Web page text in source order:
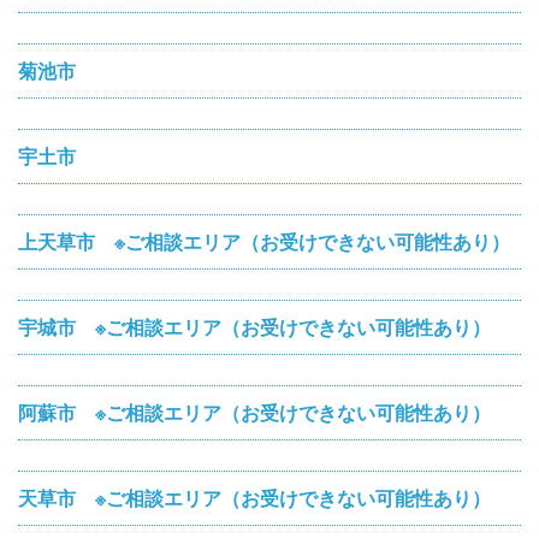
菊池市
宇土市
上天草市 ※ご相談エリア（お受けできない可能性あり）
宇城市 ※ご相談エリア（お受けできない可能性あり）
阿蘇市 ※ご相談エリア（お受けできない可能性あり）
天草市 ※ご相談エリア（お受けできない可能性あり）